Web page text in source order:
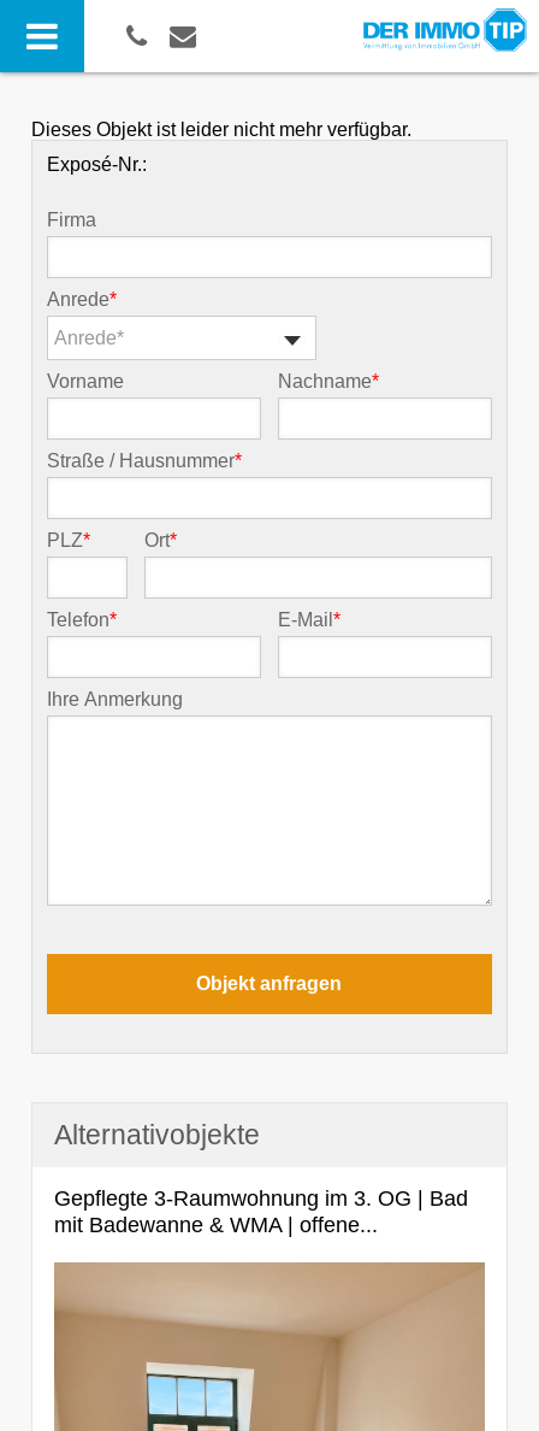
Dieses Objekt ist leider nicht mehr verfügbar.
Exposé-Nr.:
Firma
Anrede*
Anrede*
Vorname Nachname*
Straße / Hausnummer*
PLZ* Ort*
Telefon* E-Mail*
Ihre Anmerkung
Alternativobjekte
Gepflegte 3-Raumwohnung im 3. OG | Bad
mit Badewanne & WMA | offene...